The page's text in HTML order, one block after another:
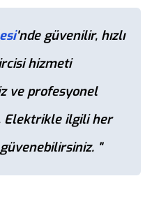
'nde güvenilir, hızlı
hizmeti
ve profesyonel
Elektrikle ilgili her
"